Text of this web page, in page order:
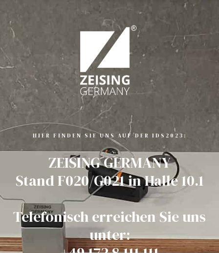
HIER FINDEN SIE UNS AUF DER IDS2023:
ZEISING GERMANY
Stand F020/G021 in Halle 10.1
Telefonisch erreichen Sie uns
unter: